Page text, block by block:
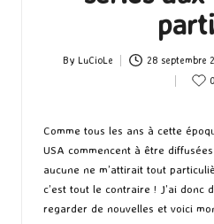
Posted
By LuCioLe 28 septembre
0
Comme tous les ans à cette
USA commencent à être
aucune ne m’attirait tout
c’est tout le contraire ! J’ai donc
regarder de nouvelles et voici